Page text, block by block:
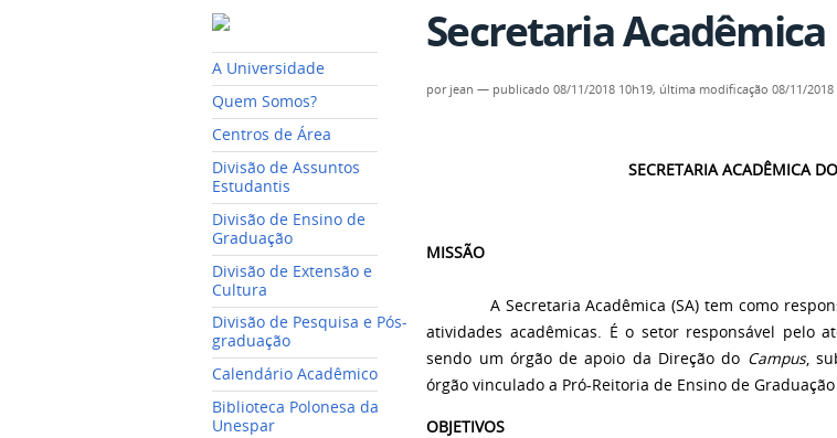
A Universidade
Quem Somos?
Centros de Área
Divisão de Assuntos
Estudantis
Divisão de Ensino de
Graduação
Divisão de Extensão e
Cultura
Divisão de Pesquisa e Pós-
graduação
Calendário Acadêmico
Biblioteca Polonesa da
Unespar
Secretaria Acadêmica
por jean — publicado 08/11/2018 10h19, última modificação 08/11/2018
SECRETARIA ACADÊMICA DO
MISSÃO
A Secretaria Acadêmica (SA) tem como
atividades acadêmicas. É o setor responsável pelo
sendo um órgão de apoio da Direção do Campus,
órgão vinculado a Pró-Reitoria de Ensino de Graduação
OBJETIVOS